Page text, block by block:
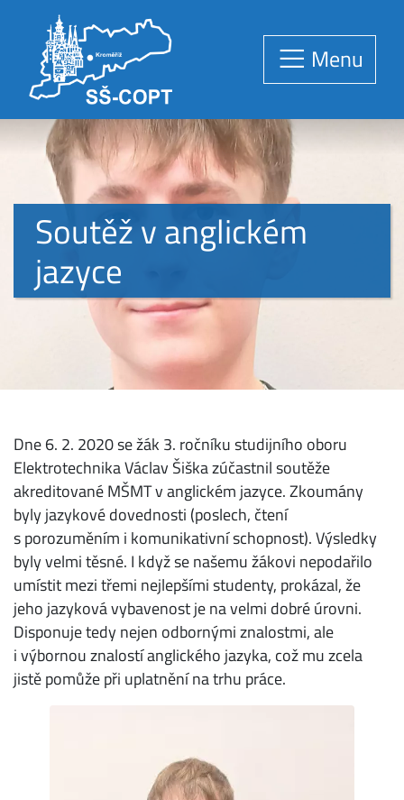
Menu
Soutěž v anglickém
jazyce
Dne 6. 2. 2020 se žák 3. ročníku studijního oboru
Elektrotechnika Václav Šiška zúčastnil soutěže
akreditované MŠMT v anglickém jazyce. Zkoumány
byly jazykové dovednosti (poslech, čtení
s porozuměním i komunikativní schopnost). Výsledky
byly velmi těsné. I když se našemu žákovi nepodařilo
umístit mezi třemi nejlepšími studenty, prokázal, že
jeho jazyková vybavenost je na velmi dobré úrovni.
Disponuje tedy nejen odbornými znalostmi, ale
i výbornou znalostí anglického jazyka, což mu zcela
jistě pomůže při uplatnění na trhu práce.